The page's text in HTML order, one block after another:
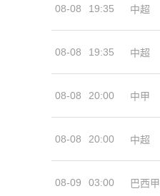
08-08 19:35 中超
08-08 19:35 中超
08-08 20:00 中甲
08-08 20:00 中超
08-09 03:00 巴西甲